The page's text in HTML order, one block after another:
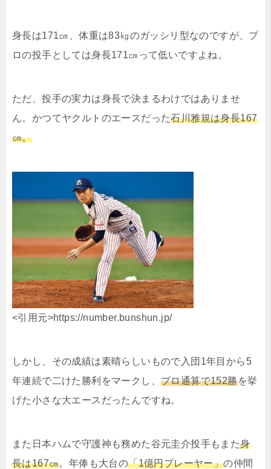
身長は171㎝、体重は83㎏のガッシリ型なのですが、プ
ロの投手としては身長171㎝って低いですよね。
ただ、投手の実力は身長で決まるわけではありませ
ん。かつてヤクルトのエースだった石川雅規は身長167
㎝。
<引用元>https://number.bunshun.jp/
しかし、その成績は素晴らしいもので入団1年目から5
年連続で二けた勝利をマークし、 プロ通算で152勝を挙
げた小さな大エースだったんですね。
また日本ハムで守護神も務めた谷元圭介投手もまた身
長は167㎝。年俸も大台の「1億円プレーヤー」の仲間